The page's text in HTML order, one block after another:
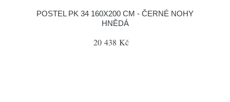
POSTEL PK 34 160X200 CM - ČERNÉ NOHY
HNĚDÁ
20 438 Kč